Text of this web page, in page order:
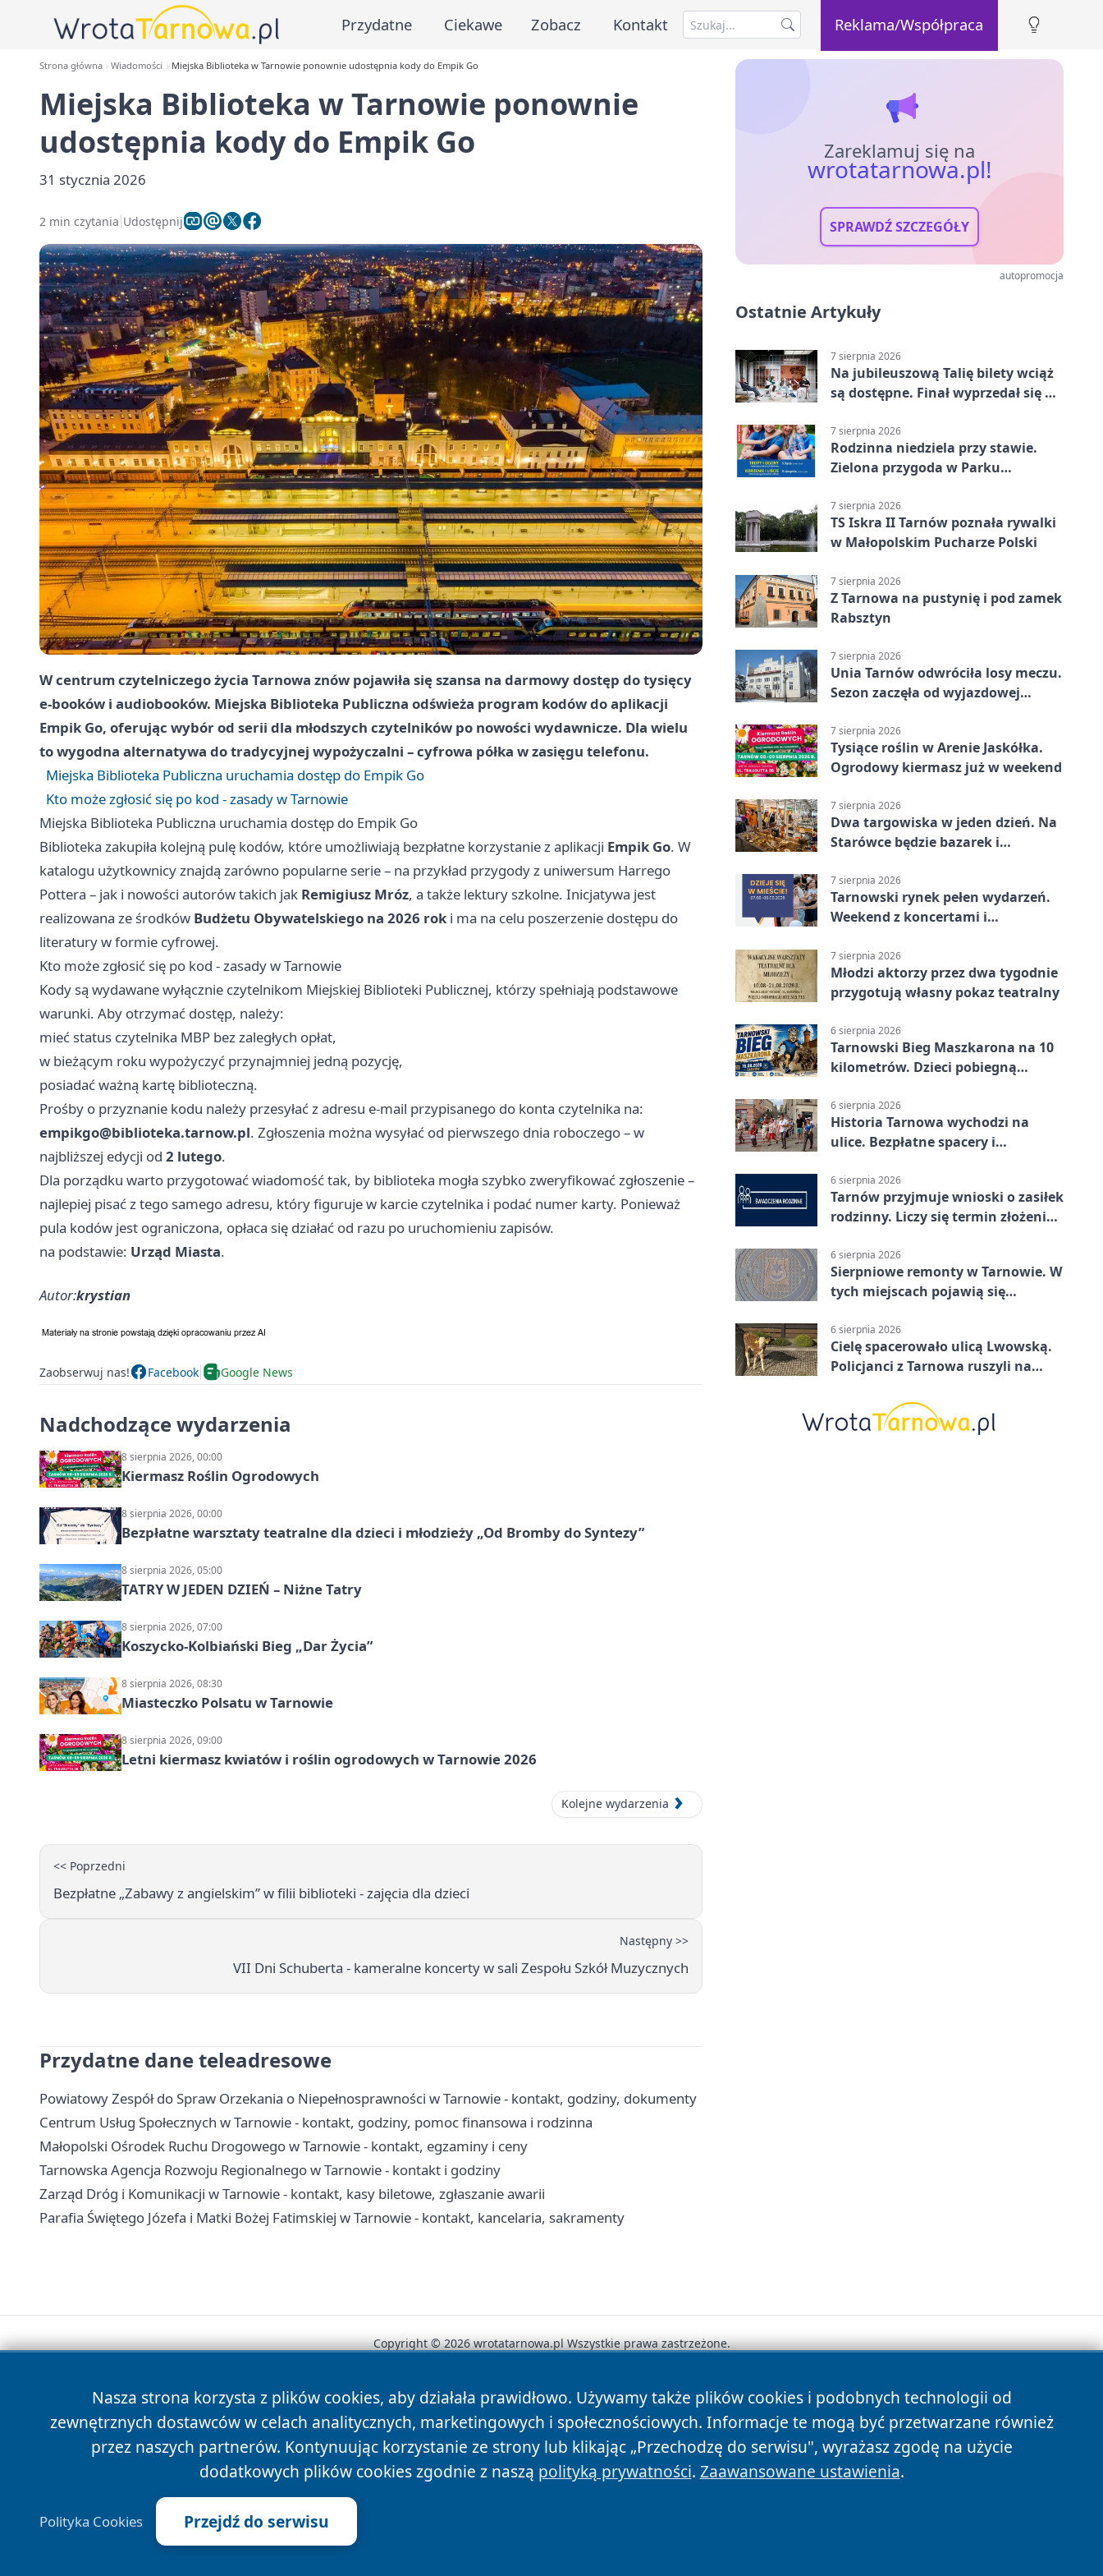
Przydatne Ciekawe Zobacz Kontakt Reklama/Współpraca
Strona główna Wiadomości Miejska Biblioteka w Tarnowie ponownie udostępnia kody do Empik Go
Miejska Biblioteka w Tarnowie ponownie
udostępnia kody do Empik Go
31 stycznia 2026
2 min czytania Udostępnij
W centrum czytelniczego życia Tarnowa znów pojawiła się szansa na darmowy dostęp do tysięcy
e-booków i audiobooków. Miejska Biblioteka Publiczna odświeża program kodów do aplikacji
Empik Go, oferując wybór od serii dla młodszych czytelników po nowości wydawnicze. Dla wielu
to wygodna alternatywa do tradycyjnej wypożyczalni – cyfrowa półka w zasięgu telefonu.
Miejska Biblioteka Publiczna uruchamia dostęp do Empik Go
Kto może zgłosić się po kod - zasady w Tarnowie
Miejska Biblioteka Publiczna uruchamia dostęp do Empik Go
Biblioteka zakupiła kolejną pulę kodów, które umożliwiają bezpłatne korzystanie z aplikacji Empik Go. W
katalogu użytkownicy znajdą zarówno popularne serie – na przykład przygody z uniwersum Harrego
Pottera – jak i nowości autorów takich jak Remigiusz Mróz, a także lektury szkolne. Inicjatywa jest
realizowana ze środków Budżetu Obywatelskiego na 2026 rok i ma na celu poszerzenie dostępu do
literatury w formie cyfrowej.
Kto może zgłosić się po kod - zasady w Tarnowie
Kody są wydawane wyłącznie czytelnikom Miejskiej Biblioteki Publicznej, którzy spełniają podstawowe
warunki. Aby otrzymać dostęp, należy:
mieć status czytelnika MBP bez zaległych opłat,
w bieżącym roku wypożyczyć przynajmniej jedną pozycję,
posiadać ważną kartę biblioteczną.
Prośby o przyznanie kodu należy przesyłać z adresu e‑mail przypisanego do konta czytelnika na:
empikgo@biblioteka.tarnow.pl. Zgłoszenia można wysyłać od pierwszego dnia roboczego – w
najbliższej edycji od 2 lutego.
Dla porządku warto przygotować wiadomość tak, by biblioteka mogła szybko zweryfikować zgłoszenie –
najlepiej pisać z tego samego adresu, który figuruje w karcie czytelnika i podać numer karty. Ponieważ
pula kodów jest ograniczona, opłaca się działać od razu po uruchomieniu zapisów.
na podstawie: Urząd Miasta.
Autor:krystian
Zaobserwuj nas! Facebook Google News
Nadchodzące wydarzenia
8 sierpnia 2026, 00:00
Kiermasz Roślin Ogrodowych
8 sierpnia 2026, 00:00
Bezpłatne warsztaty teatralne dla dzieci i młodzieży „Od Bromby do Syntezy”
8 sierpnia 2026, 05:00
TATRY W JEDEN DZIEŃ – Niżne Tatry
8 sierpnia 2026, 07:00
Koszycko-Kolbiański Bieg „Dar Życia”
8 sierpnia 2026, 08:30
Miasteczko Polsatu w Tarnowie
8 sierpnia 2026, 09:00
Letni kiermasz kwiatów i roślin ogrodowych w Tarnowie 2026
Kolejne wydarzenia
<< Poprzedni
Bezpłatne „Zabawy z angielskim” w filii biblioteki - zajęcia dla dzieci
Następny >>
VII Dni Schuberta - kameralne koncerty w sali Zespołu Szkół Muzycznych
Przydatne dane teleadresowe
Powiatowy Zespół do Spraw Orzekania o Niepełnosprawności w Tarnowie - kontakt, godziny, dokumenty
Centrum Usług Społecznych w Tarnowie - kontakt, godziny, pomoc finansowa i rodzinna
Małopolski Ośrodek Ruchu Drogowego w Tarnowie - kontakt, egzaminy i ceny
Tarnowska Agencja Rozwoju Regionalnego w Tarnowie - kontakt i godziny
Zarząd Dróg i Komunikacji w Tarnowie - kontakt, kasy biletowe, zgłaszanie awarii
Parafia Świętego Józefa i Matki Bożej Fatimskiej w Tarnowie - kontakt, kancelaria, sakramenty
Zareklamuj się na
wrotatarnowa.pl!
SPRAWDŹ SZCZEGÓŁY
autopromocja
Ostatnie Artykuły
7 sierpnia 2026
Na jubileuszową Talię bilety wciąż
są dostępne. Finał wyprzedał się w
7 sierpnia 2026
Rodzinna niedziela przy stawie.
Zielona przygoda w Parku
7 sierpnia 2026
TS Iskra II Tarnów poznała rywalki
w Małopolskim Pucharze Polski
7 sierpnia 2026
Z Tarnowa na pustynię i pod zamek
Rabsztyn
7 sierpnia 2026
Unia Tarnów odwróciła losy meczu.
Sezon zaczęła od wyjazdowej
7 sierpnia 2026
Tysiące roślin w Arenie Jaskółka.
Ogrodowy kiermasz już w weekend
7 sierpnia 2026
Dwa targowiska w jeden dzień. Na
Starówce będzie bazarek i
7 sierpnia 2026
Tarnowski rynek pełen wydarzeń.
Weekend z koncertami i
7 sierpnia 2026
Młodzi aktorzy przez dwa tygodnie
przygotują własny pokaz teatralny
6 sierpnia 2026
Tarnowski Bieg Maszkarona na 10
kilometrów. Dzieci pobiegną
6 sierpnia 2026
Historia Tarnowa wychodzi na
ulice. Bezpłatne spacery i
6 sierpnia 2026
Tarnów przyjmuje wnioski o zasiłek
rodzinny. Liczy się termin złożenia
6 sierpnia 2026
Sierpniowe remonty w Tarnowie. W
tych miejscach pojawią się
6 sierpnia 2026
Cielę spacerowało ulicą Lwowską.
Policjanci z Tarnowa ruszyli na
Nasza strona korzysta z plików cookies, aby działała prawidłowo. Używamy także plików cookies i podobnych technologii od
zewnętrznych dostawców w celach analitycznych, marketingowych i społecznościowych. Informacje te mogą być przetwarzane również
przez naszych partnerów. Kontynuując korzystanie ze strony lub klikając „Przechodzę do serwisu", wyrażasz zgodę na użycie
dodatkowych plików cookies zgodnie z naszą polityką prywatności. Zaawansowane ustawienia.
Polityka Cookies Przejdź do serwisu
Copyright © 2026 wrotatarnowa.pl Wszystkie prawa zastrzeżone.
News Autorzy Polityka Prywatności Polityka Cookies